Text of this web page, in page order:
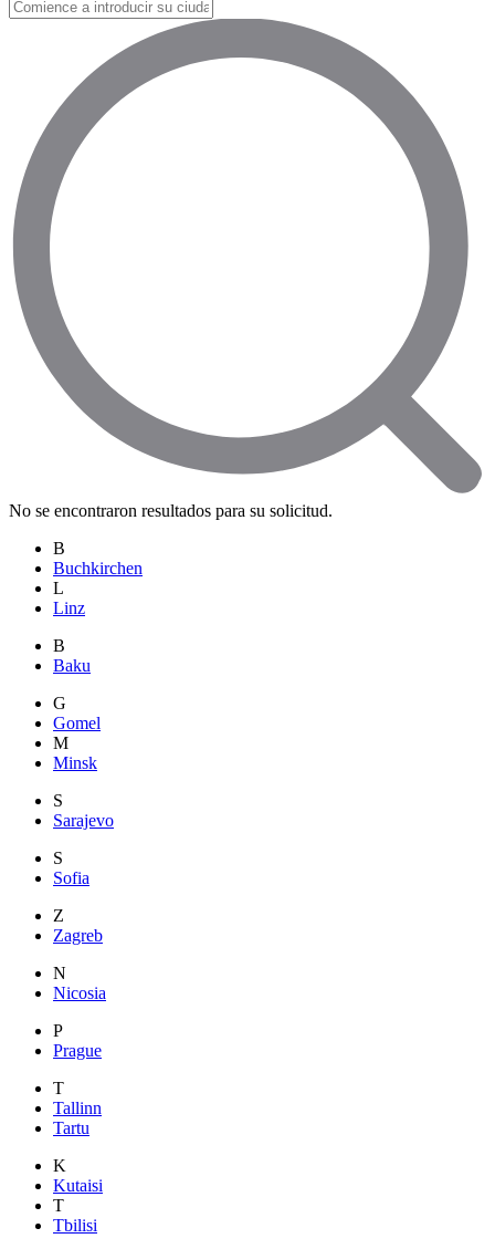
No se encontraron resultados para su solicitud.
B
Buchkirchen
L
Linz
B
Baku
G
Gomel
M
Minsk
S
Sarajevo
S
Sofia
Z
Zagreb
N
Nicosia
P
Prague
T
Tallinn
Tartu
K
Kutaisi
T
Tbilisi